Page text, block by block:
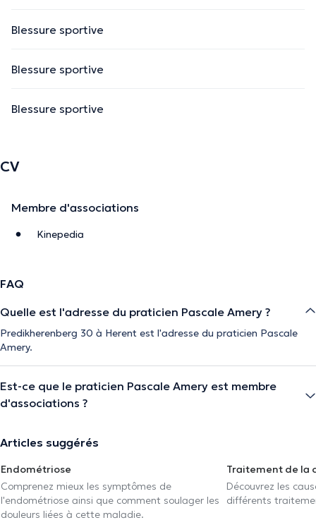
Blessure sportive
Blessure sportive
Blessure sportive
CV
Membre d'associations
Kinepedia
FAQ
Quelle est l'adresse du praticien Pascale Amery ?
Predikherenberg 30 à Herent est l'adresse du praticien Pascale
Amery.
Est-ce que le praticien Pascale Amery est membre
d'associations ?
Articles suggérés
Endométriose
Comprenez mieux les symptômes de
l'endométriose ainsi que comment soulager les
douleurs liées à cette maladie.
Traitement de la
Découvrez les
différents